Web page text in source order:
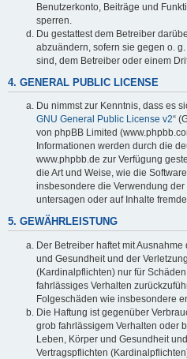
Benutzerkonto, Beiträge und
sperren.
Du gestattest dem Betreiber
abzuändern, sofern sie gegen o.
sind, dem Betreiber oder einem
4. GENERAL PUBLIC LICENSE
Du nimmst zur Kenntnis, dass es
GNU General Public License v2“
von phpBB Limited
Informationen werden durch die
www.phpbb.de zur Verfügung
die Art und Weise, wie die
insbesondere die Verwendung
untersagen oder auf Inhalte
5. GEWÄHRLEISTUNG
Der Betreiber haftet mit
und Gesundheit und der
(Kardinalpflichten) nur für
fahrlässiges Verhalten
Folgeschäden wie insbesondere
Die Haftung ist gegenüber
grob fahrlässigem Verhalten oder
Leben, Körper und Gesundheit
Vertragspflichten